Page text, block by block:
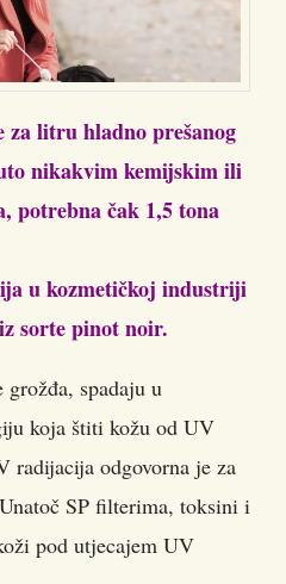
za litru hladno prešanog
nikakvim kemijskim ili
potrebna čak 1,5 tona
u kozmetičkoj industriji
sorte pinot noir.
spadaju u
koja štiti kožu od UV
radijacija odgovorna je za
SP filterima, toksini i
pod utjecajem UV